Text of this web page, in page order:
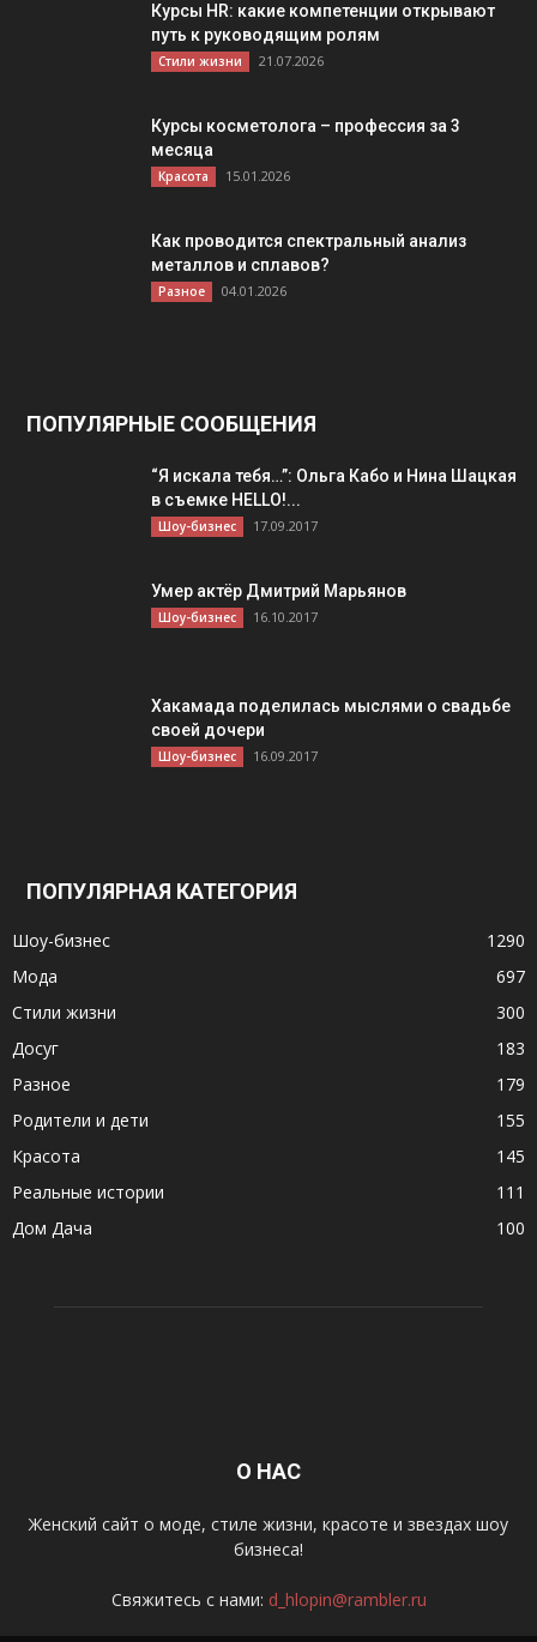
Курсы HR: какие компетенции открывают
путь к руководящим ролям
Стили жизни 21.07.2026
Курсы косметолога – профессия за 3
месяца
Красота 15.01.2026
Как проводится спектральный анализ
металлов и сплавов?
Разное 04.01.2026
ПОПУЛЯРНЫЕ СООБЩЕНИЯ
“Я искала тебя…”: Ольга Кабо и Нина Шацкая
в съемке HELLO!...
Шоу-бизнес 17.09.2017
Умер актёр Дмитрий Марьянов
Шоу-бизнес 16.10.2017
Хакамада поделилась мыслями о свадьбе
своей дочери
Шоу-бизнес 16.09.2017
ПОПУЛЯРНАЯ КАТЕГОРИЯ
Шоу-бизнес
1290
Мода
697
Стили жизни
300
Досуг
183
Разное
179
Родители и дети
155
Красота
145
Реальные истории
111
Дом Дача
100
О НАС
Женский сайт о моде, стиле жизни, красоте и звездах шоу
бизнеса!
Свяжитесь с нами: d_hlopin@rambler.ru